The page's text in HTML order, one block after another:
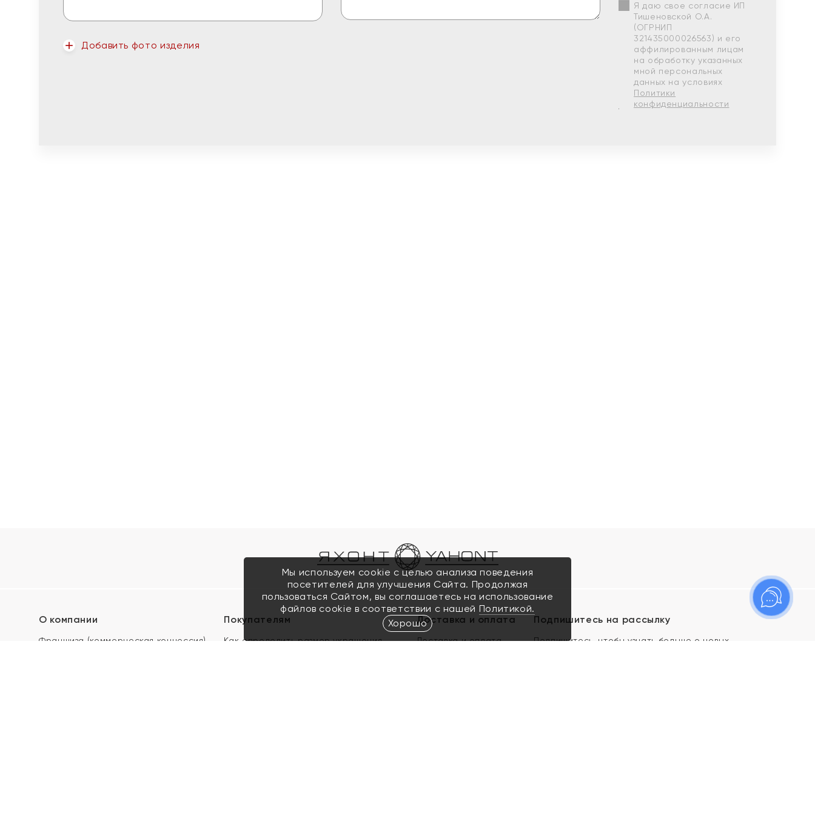
Добавить фото изделия
Я даю свое согласие ИП
Тишеновской О.А.
(ОГРНИП
321435000026563) и его
аффилированным лицам
на обработку указанных
мной персональных
данных на условиях
Политики
конфиденциальности
О компании
Франшиза (коммерческая концессия)
Покупателям
Как определить размер украшения
Доставка и оплата
Доставка и оплата
Подпишитесь на рассылку
Подпишитесь, чтобы узнать больше о новых
Мы используем cookie с целью анализа поведения
посетителей для улучшения Сайта. Продолжая
пользоваться Сайтом, вы соглашаетесь на использование
файлов cookie в соответствии с нашей Политикой.
Хорошо